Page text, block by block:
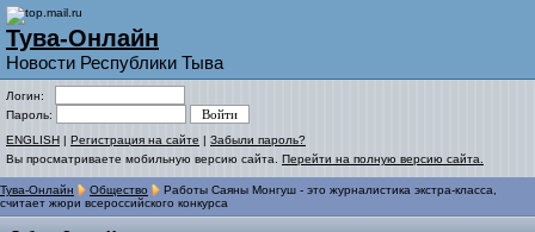
Тува-Онлайн
Новости Республики Тыва
Логин:
Пароль:
ENGLISH | Регистрация на сайте | Забыли пароль?
Вы просматриваете мобильную версию сайта. Перейти на полную версию сайта.
Тува-Онлайн Общество
Работы Саяны Монгуш - это журналистика экстра-класса,
считает жюри всероссийского конкурса